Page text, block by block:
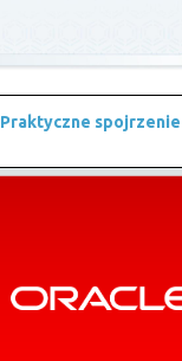
Praktyczne